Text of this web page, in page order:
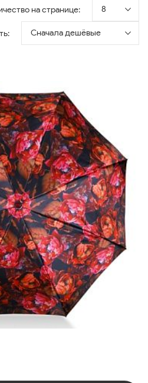
на странице: 8
Сначала дешёвые